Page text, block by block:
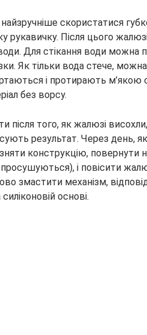
скористатися
рукавичку. Після цього
Для стікання води можна
Як тільки вода стече,
і протирають м’якою
без ворсу.
після того, як жалюзі
результат. Через день,
конструкцію, повернути
і повісити
змастити механізм,
основі.